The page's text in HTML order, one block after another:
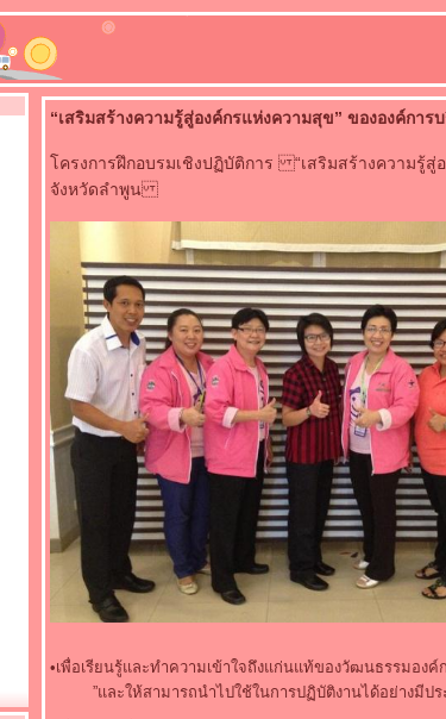
“เสริมสร้างความรู้สู่องค์กรแห่งความสุข” ขององค์กา
ครงการฝึกอบรมเชิงปฏิบัติการ “เสริมสร้างความรู้
จังหวัดลำพูน
•เพื่อเรียนรู้และทำความเข้าใจถึงแก่นแท้ของวัฒนธรรมอง
”และให้สามารถนำไปใช้ในการปฏิบัติงานได้อย่างมี